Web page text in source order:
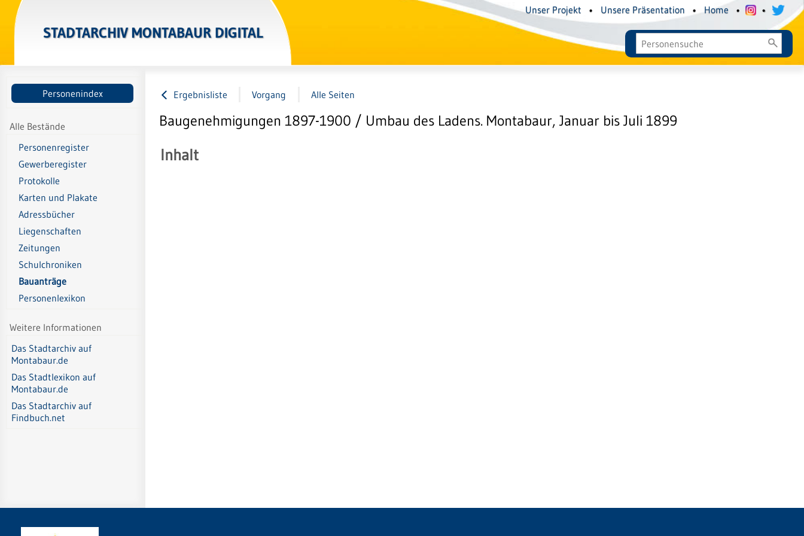
STADTARCHIV MONTABAUR DIGITAL
Unser Projekt • Unsere Präsentation • Home • •
Personenindex
Alle Bestände
Personenregister
Gewerberegister
Protokolle
Karten und Plakate
Adressbücher
Liegenschaften
Zeitungen
Schulchroniken
Bauanträge
Personenlexikon
Weitere Informationen
Das Stadtarchiv auf
Montabaur.de
Das Stadtlexikon auf
Montabaur.de
Das Stadtarchiv auf
Findbuch.net
Ergebnisliste Vorgang Alle Seiten
Baugenehmigungen 1897-1900 / Umbau des Ladens. Montabaur, Januar bis Juli 1899
Inhalt